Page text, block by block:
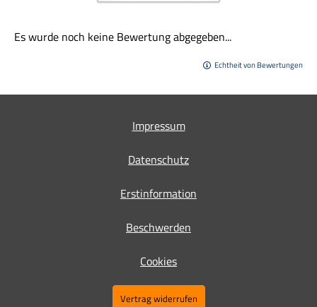
Es wurde noch keine Bewertung abgegeben...
Echtheit von Bewertungen
Impressum
Datenschutz
Erstinformation
Beschwerden
Cookies
Vertrag widerrufen